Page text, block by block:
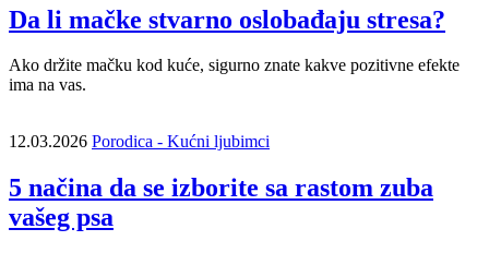
Da li mačke stvarno oslobađaju stresa?
Ako držite mačku kod kuće, sigurno znate kakve pozitivne efekte
ima na vas.
12.03.2026 Porodica - Kućni ljubimci
5 načina da se izborite sa rastom zuba
vašeg psa